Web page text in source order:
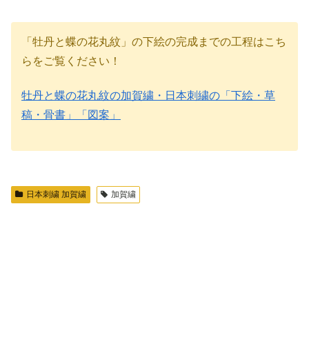
「牡丹と蝶の花丸紋」の下絵の完成までの工程はこち
らをご覧ください！
牡丹と蝶の花丸紋の加賀繍・日本刺繍の「下絵・草
稿・骨書」「図案」
日本刺繍 加賀繍 加賀繍